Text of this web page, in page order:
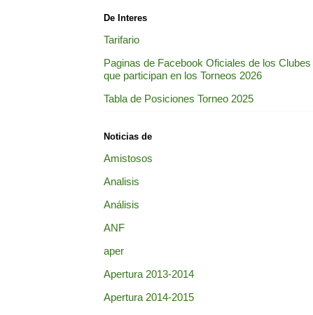
De Interes
Tarifario
Paginas de Facebook Oficiales de los Clubes
que participan en los Torneos 2026
Tabla de Posiciones Torneo 2025
Noticias de
Amistosos
Analisis
Análisis
ANF
aper
Apertura 2013-2014
Apertura 2014-2015